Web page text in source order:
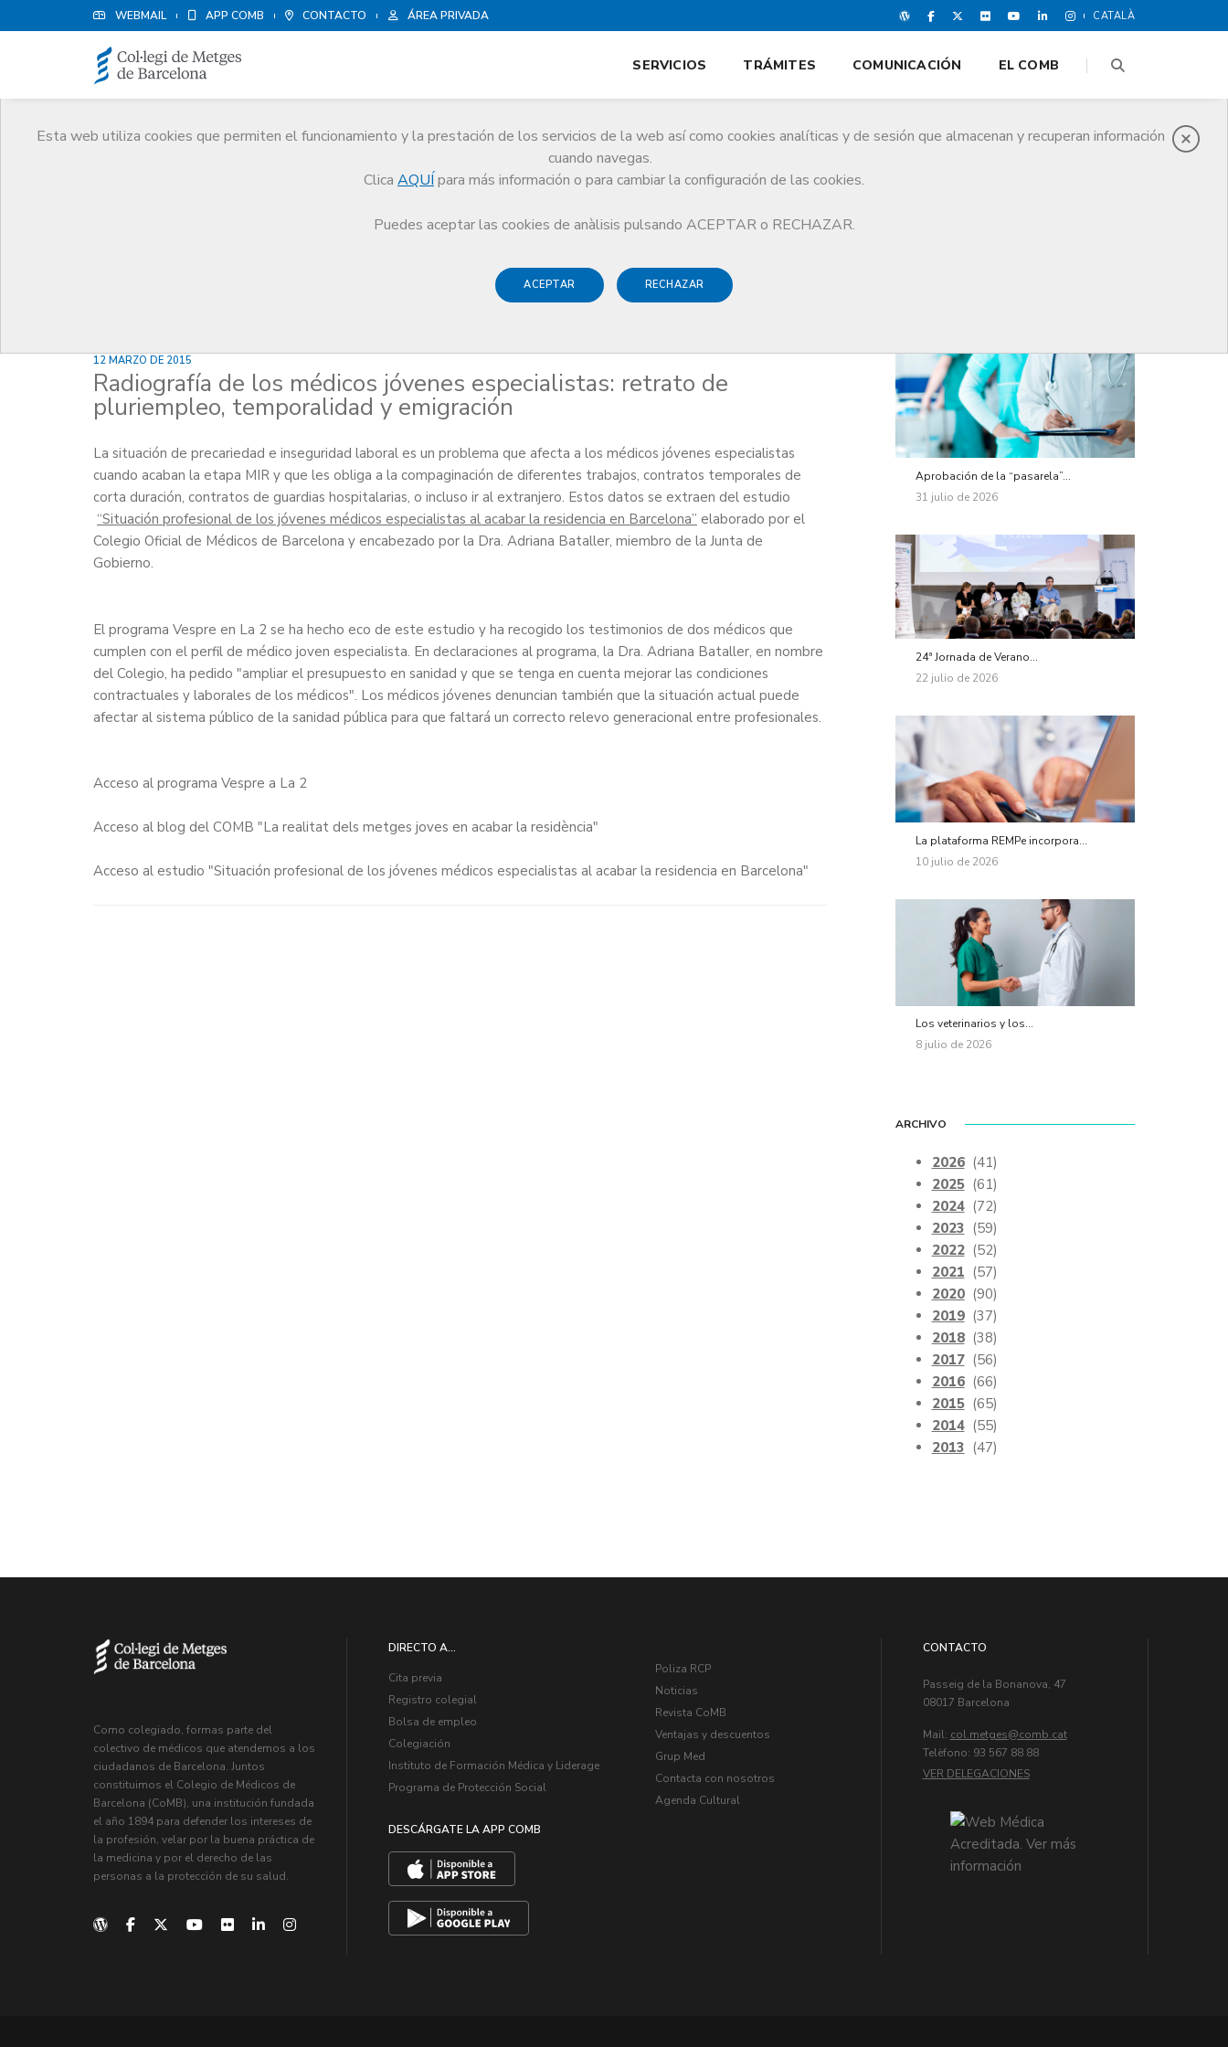
WEBMAIL APP COMB CONTACTO ÁREA PRIVADA CATALÀ
Esta web utiliza cookies que permiten el funcionamiento y la prestación de los servicios de la web así como cookies analíticas y de sesión que almacenan y recuperan información
cuando navegas.
Clica AQUÍ para más información o para cambiar la configuración de las cookies.
Puedes aceptar las cookies de anàlisis pulsando ACEPTAR o RECHAZAR.
ACEPTAR RECHAZAR
SERVICIOS TRÁMITES COMUNICACIÓN EL COMB
Radiografía de los médicos jóvenes especialistas: retrato de pluriempleo, temporalidad y emigración
12 MARZO DE 2015
Radiografía de los médicos jóvenes especialistas: retrato de
pluriempleo, temporalidad y emigración
La situación de precariedad e inseguridad laboral es un problema que afecta a los médicos jóvenes especialistas
cuando acaban la etapa MIR y que les obliga a la compaginación de diferentes trabajos, contratos temporales de
corta duración, contratos de guardias hospitalarias, o incluso ir al extranjero. Estos datos se extraen del estudio
“Situación profesional de los jóvenes médicos especialistas al acabar la residencia en Barcelona” elaborado por el
Colegio Oficial de Médicos de Barcelona y encabezado por la Dra. Adriana Bataller, miembro de la Junta de
Gobierno.
El programa Vespre en La 2 se ha hecho eco de este estudio y ha recogido los testimonios de dos médicos que
cumplen con el perfil de médico joven especialista. En declaraciones al programa, la Dra. Adriana Bataller, en nombre
del Colegio, ha pedido "ampliar el presupuesto en sanidad y que se tenga en cuenta mejorar las condiciones
contractuales y laborales de los médicos". Los médicos jóvenes denuncian también que la situación actual puede
afectar al sistema público de la sanidad pública para que faltará un correcto relevo generacional entre profesionales.
Acceso al programa Vespre a La 2
Acceso al blog del COMB "La realitat dels metges joves en acabar la residència"
Acceso al estudio "Situación profesional de los jóvenes médicos especialistas al acabar la residencia en Barcelona"
Aprobación de la “pasarela”...
31 julio de 2026
24ª Jornada de Verano...
22 julio de 2026
La plataforma REMPe incorpora...
10 julio de 2026
Los veterinarios y los...
8 julio de 2026
ARCHIVO
2026 (41)
2025 (61)
2024 (72)
2023 (59)
2022 (52)
2021 (57)
2020 (90)
2019 (37)
2018 (38)
2017 (56)
2016 (66)
2015 (65)
2014 (55)
2013 (47)
Como colegiado, formas parte del
colectivo de médicos que atendemos a los
ciudadanos de Barcelona. Juntos
constituimos el Colegio de Médicos de
Barcelona (CoMB), una institución fundada
el año 1894 para defender los intereses de
la profesión, velar por la buena práctica de
la medicina y por el derecho de las
personas a la protección de su salud.
DIRECTO A...
Cita previa
Registro colegial
Bolsa de empleo
Colegiación
Instituto de Formación Médica y Liderage
Programa de Protección Social
DESCÁRGATE LA APP COMB
Poliza RCP
Noticias
Revista CoMB
Ventajas y descuentos
Grup Med
Contacta con nosotros
Agenda Cultural
CONTACTO
Passeig de la Bonanova, 47
08017 Barcelona
Mail: col.metges
Telèfono: 93 567 88 88
VER DELEGACIONES